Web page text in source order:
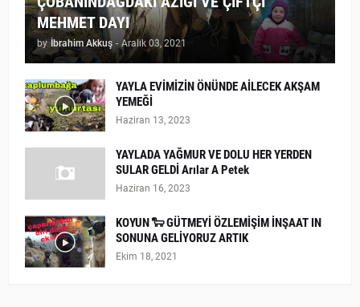
MEHMET DAYI
by İbrahim Akkuş - Aralık 03, 2021
YAYLA EVİMİZİN ÖNÜNDE AİLECEK AKŞAM
YEMEĞİ
Haziran 13, 2023
YAYLADA YAĞMUR VE DOLU HER YERDEN
SULAR GELDİ Arılar A Petek
Haziran 16, 2023
KOYUN 🐑 GÜTMEYİ ÖZLEMİŞİM İNŞAAT IN
SONUNA GELİYORUZ ARTIK
Ekim 18, 2021